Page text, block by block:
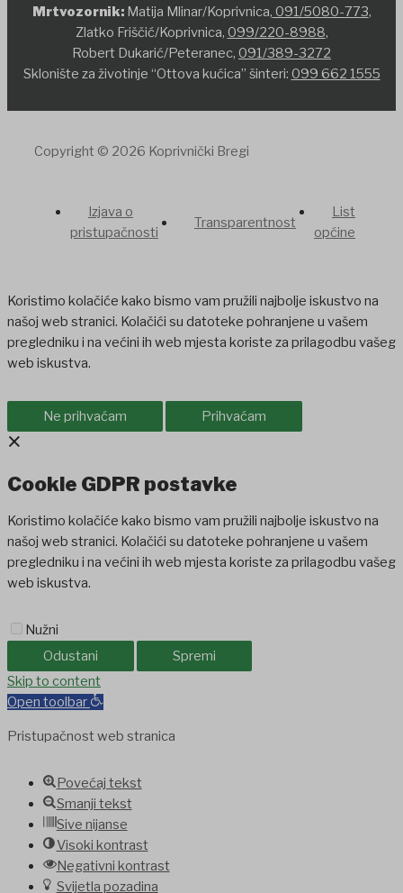
Mrtvozornik:Matija Mlinar/Koprivnica, 091/5080-773,
Zlatko Friščić/Koprivnica, 099/220-8988,
Robert Dukarić/Peteranec, 091/389-3272
Sklonište za životinje “Ottova kućica” šinteri: 099 662 1555
Copyright © 2026 Koprivnički Bregi
Izjava o
pristupačnosti
Transparentnost
List
općine
Koristimo kolačiće kako bismo vam pružili najbolje iskustvo na
našoj web stranici. Kolačići su datoteke pohranjene u vašem
pregledniku i na većini ih web mjesta koriste za prilagodbu vašeg
web iskustva.
Ne prihvaćam Prihvaćam
×
Cookie GDPR postavke
Koristimo kolačiće kako bismo vam pružili najbolje iskustvo na
našoj web stranici. Kolačići su datoteke pohranjene u vašem
pregledniku i na većini ih web mjesta koriste za prilagodbu vašeg
web iskustva.
Nužni
Odustani
Spremi
jojobetholiganbet
Skip to content
Open toolbar
Pristupačnost web stranica
Povećaj tekst
Smanji tekst
Sive nijanse
Visoki kontrast
Negativni kontrast
Svijetla pozadina